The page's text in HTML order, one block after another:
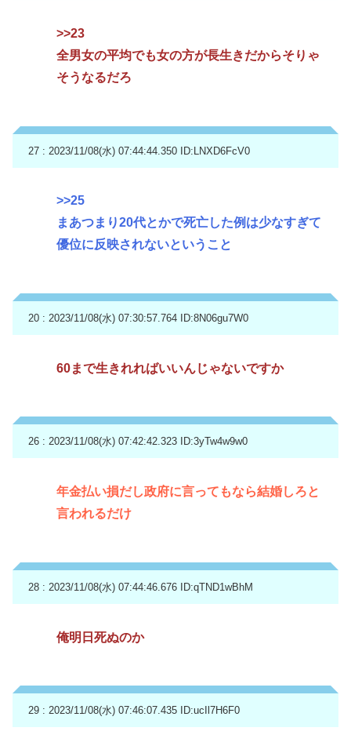
>>23
全男女の平均でも女の方が長生きだからそりゃ
そうなるだろ
27 : 2023/11/08(水) 07:44:44.350 ID:LNXD6FcV0
>>25
まあつまり20代とかで死亡した例は少なすぎて
優位に反映されないということ
20 : 2023/11/08(水) 07:30:57.764 ID:8N06gu7W0
60まで生きれればいいんじゃないですか
26 : 2023/11/08(水) 07:42:42.323 ID:3yTw4w9w0
年金払い損だし政府に言ってもなら結婚しろと
言われるだけ
28 : 2023/11/08(水) 07:44:46.676 ID:qTND1wBhM
俺明日死ぬのか
29 : 2023/11/08(水) 07:46:07.435 ID:ucIl7H6F0